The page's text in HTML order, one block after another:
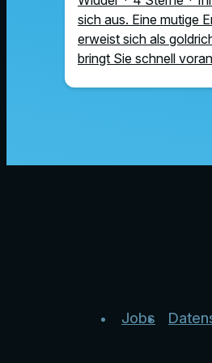
sich aus. Eine mutige
erweist sich als
bringt Sie schnell
Jobs